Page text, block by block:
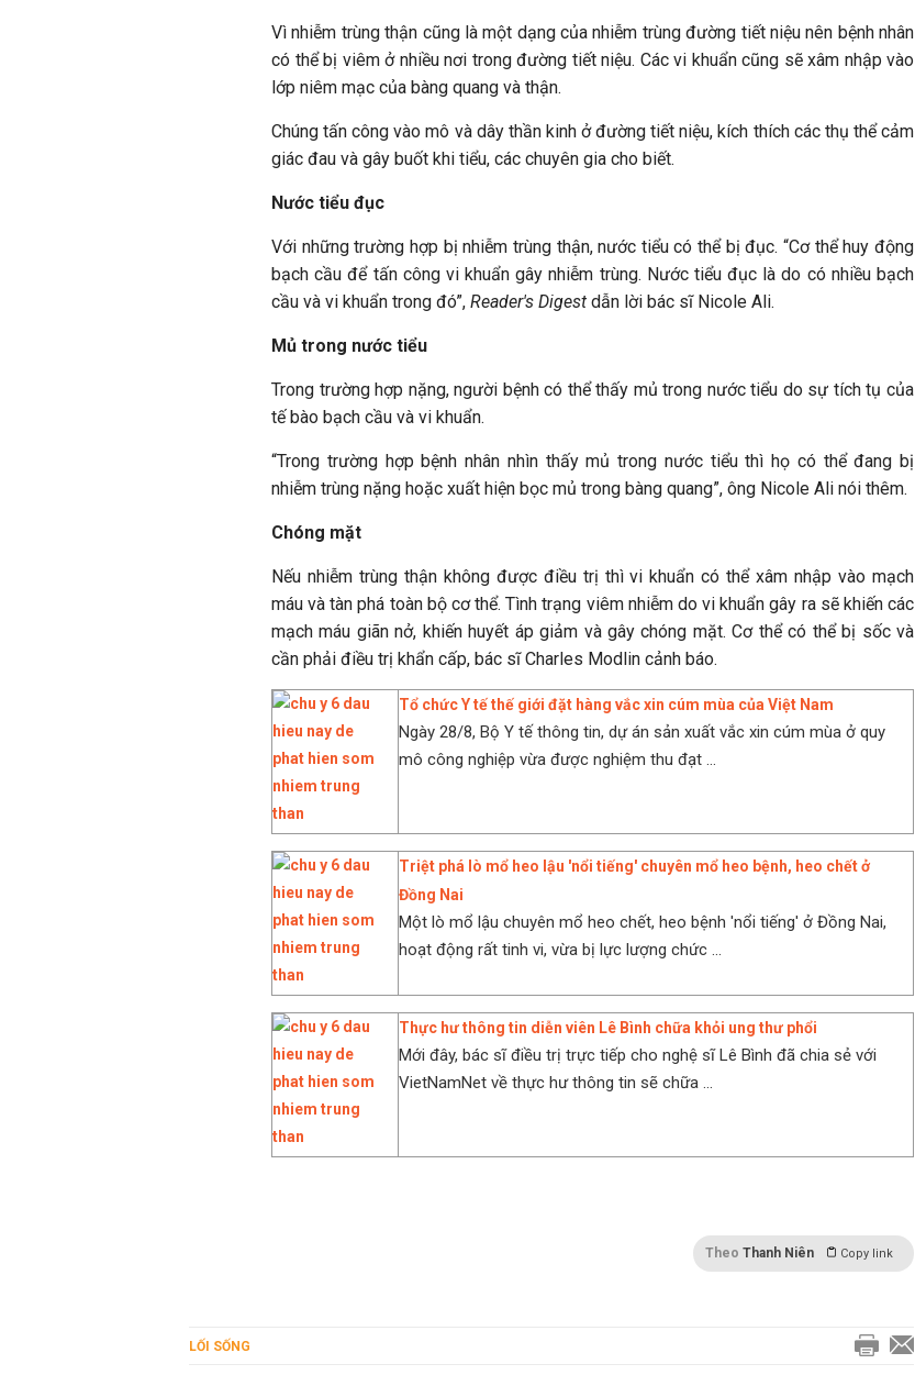
Vì nhiễm trùng thận cũng là một dạng của nhiễm trùng đường tiết niệu nên bệnh nhân
có thể bị viêm ở nhiều nơi trong đường tiết niệu. Các vi khuẩn cũng sẽ xâm nhập vào
lớp niêm mạc của bàng quang và thận.
Chúng tấn công vào mô và dây thần kinh ở đường tiết niệu, kích thích các thụ thể cảm
giác đau và gây buốt khi tiểu, các chuyên gia cho biết.
Nước tiểu đục
Với những trường hợp bị nhiễm trùng thận, nước tiểu có thể bị đục. “Cơ thể huy động
bạch cầu để tấn công vi khuẩn gây nhiễm trùng. Nước tiểu đục là do có nhiều bạch
cầu và vi khuẩn trong đó”, Reader's Digest dẫn lời bác sĩ Nicole Ali.
Mủ trong nước tiểu
Trong trường hợp nặng, người bệnh có thể thấy mủ trong nước tiểu do sự tích tụ của
tế bào bạch cầu và vi khuẩn.
“Trong trường hợp bệnh nhân nhìn thấy mủ trong nước tiểu thì họ có thể đang bị
nhiễm trùng nặng hoặc xuất hiện bọc mủ trong bàng quang”, ông Nicole Ali nói thêm.
Chóng mặt
Nếu nhiễm trùng thận không được điều trị thì vi khuẩn có thể xâm nhập vào mạch
máu và tàn phá toàn bộ cơ thể. Tình trạng viêm nhiễm do vi khuẩn gây ra sẽ khiến các
mạch máu giãn nở, khiến huyết áp giảm và gây chóng mặt. Cơ thể có thể bị sốc và
cần phải điều trị khẩn cấp, bác sĩ Charles Modlin cảnh báo.
Tổ chức Y tế thế giới đặt hàng vắc xin cúm mùa của Việt Nam
Ngày 28/8, Bộ Y tế thông tin, dự án sản xuất vắc xin cúm mùa ở quy
mô công nghiệp vừa được nghiệm thu đạt ...
Triệt phá lò mổ heo lậu 'nổi tiếng' chuyên mổ heo bệnh, heo chết ở
Đồng Nai
Một lò mổ lậu chuyên mổ heo chết, heo bệnh 'nổi tiếng' ở Đồng Nai,
hoạt động rất tinh vi, vừa bị lực lượng chức ...
Thực hư thông tin diễn viên Lê Bình chữa khỏi ung thư phổi
Mới đây, bác sĩ điều trị trực tiếp cho nghệ sĩ Lê Bình đã chia sẻ với
VietNamNet về thực hư thông tin sẽ chữa ...
Theo Thanh Niên Copy link
LỐI SỐNG